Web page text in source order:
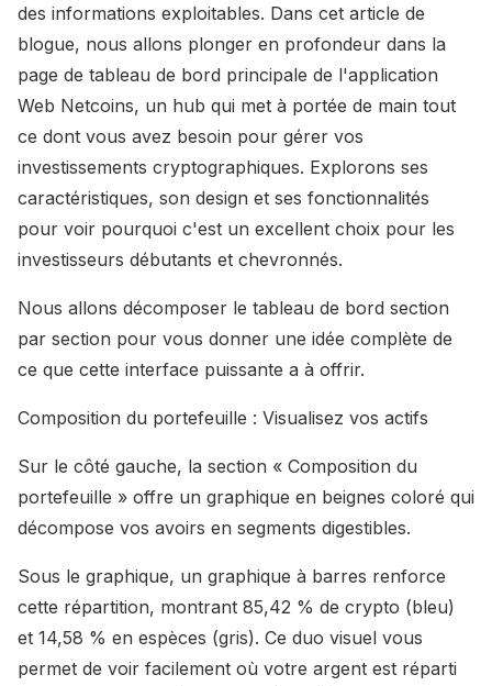
des informations exploitables. Dans cet article de
blogue, nous allons plonger en profondeur dans la
page de tableau de bord principale de l'application
Web Netcoins, un hub qui met à portée de main tout
ce dont vous avez besoin pour gérer vos
investissements cryptographiques. Explorons ses
caractéristiques, son design et ses fonctionnalités
pour voir pourquoi c'est un excellent choix pour les
investisseurs débutants et chevronnés.
Nous allons décomposer le tableau de bord section
par section pour vous donner une idée complète de
ce que cette interface puissante a à offrir.
Composition du portefeuille : Visualisez vos actifs
Sur le côté gauche, la section « Composition du
portefeuille » offre un graphique en beignes coloré qui
décompose vos avoirs en segments digestibles.
Sous le graphique, un graphique à barres renforce
cette répartition, montrant 85,42 % de crypto (bleu)
et 14,58 % en espèces (gris). Ce duo visuel vous
permet de voir facilement où votre argent est réparti